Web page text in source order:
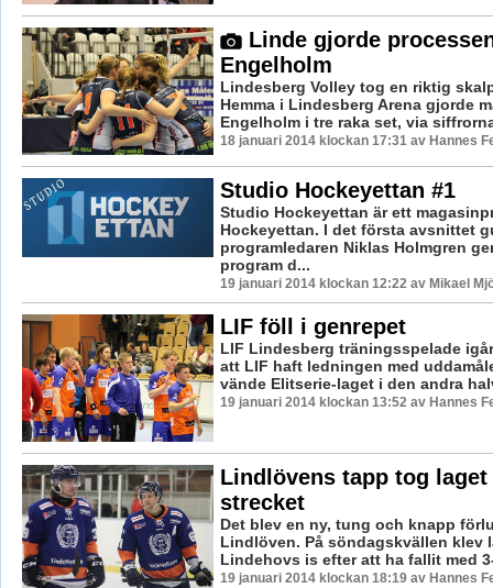
Linde gjorde
Engelholm
Lindesberg Volley tog en riktig
Hemma i Lindesberg Arena gjorde
Engelholm i tre raka set, via
18 januari 2014 klockan 17:31 av Hannes
Studio Hockeyettan #1
Studio Hockeyettan är ett
Hockeyettan. I det första avsnittet
programledaren Niklas Holmgren
program d...
19 januari 2014 klockan 12:22 av Mikael
LIF föll i genrepet
LIF Lindesberg träningsspelade
att LIF haft ledningen med
vände Elitserie-laget i den andra
19 januari 2014 klockan 13:52 av Hannes
Lindlövens tapp tog laget
strecket
Det blev en ny, tung och knapp
Lindlöven. På söndagskvällen klev
Lindehovs is efter att ha fallit med
19 januari 2014 klockan 18:19 av Hannes